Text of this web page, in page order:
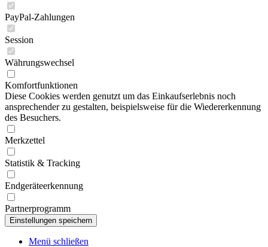
PayPal-Zahlungen
Session
Währungswechsel
Komfortfunktionen
Diese Cookies werden genutzt um das Einkaufserlebnis noch
ansprechender zu gestalten, beispielsweise für die Wiedererkennung
des Besuchers.
Merkzettel
Statistik & Tracking
Endgeräteerkennung
Partnerprogramm
Menü schließen